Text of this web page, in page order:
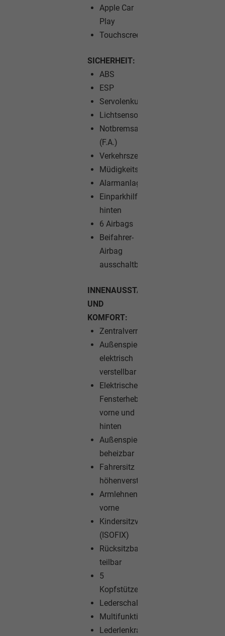
Apple Car
Play
Touchscreen
SICHERHEIT:
ABS
ESP
Servolenkung
Lichtsensor
Notbremsassistent
(F.A.)
Verkehrszeichenerkennung
Müdigkeitswarner
Alarmanlage
Einparkhilfe
hinten
6 Airbags
Beifahrer-
Airbag
ausschaltbar
INNENAUSSTATTUNG
UND
KOMFORT:
Zentralverriegelung
Außenspiegel
elektrisch
verstellbar
Elektrische
Fensterheber
vorne und
hinten
Außenspiegel
beheizbar
Fahrersitz
höhenverstellbar
Armlehnen
vorne
Kindersitzvorbereitung
(ISOFIX)
Rücksitzbank
teilbar
5
Kopfstützen
Lederschalthebel
Multifunktionslenkrad
Lederlenkrad